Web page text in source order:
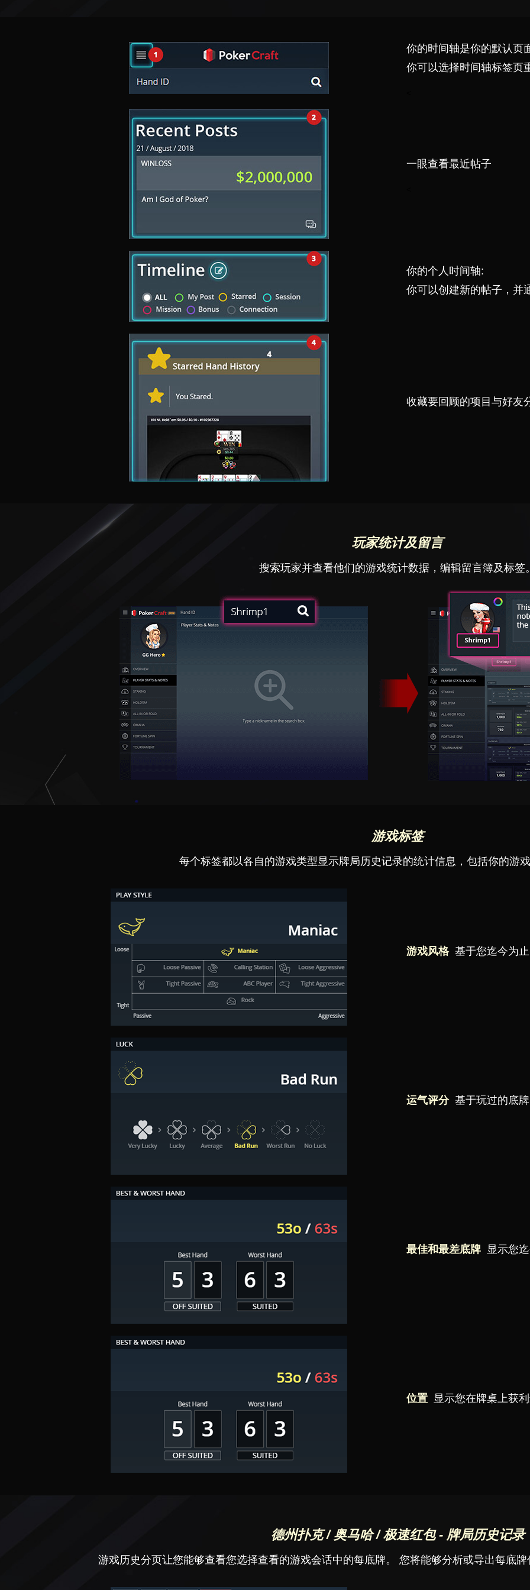
你的时间轴是你的默认页
你可以选择时间轴标签页
一眼查看最近帖子
你的个人时间轴:
你可以创建新的帖子，并
收藏要回顾的项目与好友
玩家统计及留言
搜索玩家并查看他们的游戏统计数据，编辑留言簿及标签
游戏标签
每个标签都以各自的游戏类型显示牌局历史记录的统计信息，包括你的游
游戏风格 基于您迄今为
运气评分 基于玩过的底
最佳和最差底牌 显示您
位置 显示您在牌桌上获
德州扑克 / 奥马哈 / 极速红包 - 牌局历史记录
游戏历史分页让您能够查看您选择查看的游戏会话中的每底牌。 您将能够分析或导出每底